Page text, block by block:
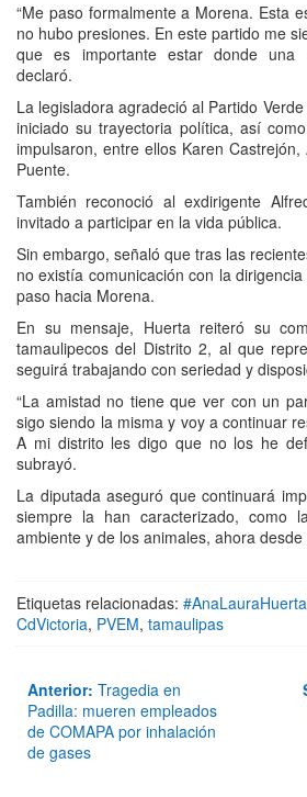
“Me paso formalmente a Morena. Esta
no hubo presiones. En este partido me
que es importante estar donde una
declaró.
La legisladora agradeció al Partido
iniciado su trayectoria política, así
impulsaron, entre ellos Karen
Puente.
También reconoció al exdirigente
invitado a participar en la vida pública.
Sin embargo, señaló que tras las
no existía comunicación con la
paso hacia Morena.
En su mensaje, Huerta reiteró su
tamaulipecos del Distrito 2, al que
seguirá trabajando con seriedad y
“La amistad no tiene que ver con un
sigo siendo la misma y voy a continuar
A mi distrito les digo que no los he
subrayó.
La diputada aseguró que continuará
siempre la han caracterizado, como
ambiente y de los animales, ahora
Etiquetas relacionadas: #AnaLauraHuerta
CdVictoria, PVEM, tamaulipas
Anterior: Tragedia en
Padilla: mueren empleados
de COMAPA por inhalación
de gases